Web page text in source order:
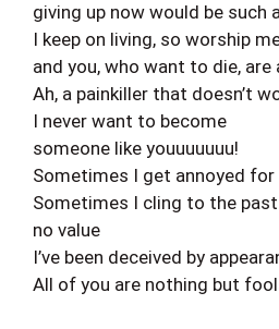
giving up now would be such
I keep on living, so worship
and you, who want to die,
Ah, a painkiller that doesn’t
I never want to become
someone like youuuuuuu!
Sometimes I get annoyed for
Sometimes I cling to the
no value
I’ve been deceived by
All of you are nothing but